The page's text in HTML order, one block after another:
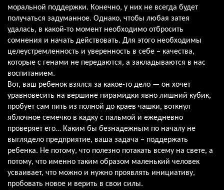
моральной поддержки. Конечно, у них не всегда будет
получаться задуманное. Однако, чтобы любая затея
удалась, в какой-то момент необходимо отбросить
сомнения и начать действовать. Для этого необходимы
целеустремленность и уверенность в себе – качества,
которые с генами не передаются, а закладываются в нас
воспитанием.
Вот, ваш ребенок взялся за какое-то дело — он хочет
уравновесить на вершине пирамидки явно лишний кубик,
пробует сам пить из полной до краев чашки, воткнул
яблочное семечко в кадку с пальмой и ежедневно
проверяет его… Каким бы безнадежным по началу не
выглядело предприятие, ваша задача – поддержать
ребенка. Не потому, что полезно потакать всему на свете, а
потому, что именно таким образом маленький человек
усваивает, что можно и нужно проявлять инициативу,
пробовать новое и верить в свои силы.